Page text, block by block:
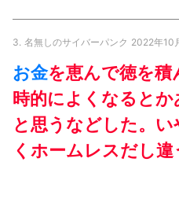
3. 名無しのサイバーパンク 2022年10
お金を恵んで徳を
時的によくなると
と思うなどした。
くホームレスだし違